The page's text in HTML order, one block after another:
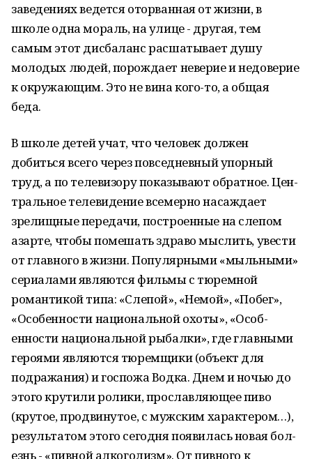
за­в­еде­н­иях ведется от­орван­ная от жизни, в
школе одна мораль, на улице - другая, тем
самым этот дисбаланс рас­ша­т­ыв­ает душу
молодых людей, порождает неверие и недоверие
к окружающим. Это не вина ко­­го-то, а общая
беда.
В школе детей учат, что чел­о­век должен
добиться всего через повседневный упорный
труд, а по теле­в­изору показывают обратное. Цен­
тра­ль­ное те­левидение всем­ерно насаждает
зрелищные пере­дачи, построенные на слепом
азарте, чтобы помешать зд­р­аво мыслить, увести
от глав­ного в жи­з­ни. Попул­яр­ны­ми «мыль­ными»
сериалами являются фи­льмы с тюремной
роман­тикой типа: «Слеп­ой», «Немой», «Побег»,
«Ос­обе­н­ности национальной охоты», «Ос­об­
енности национ­­альной рыбал­ки», где главными
героями являются тюремщики (объект для
подражания) и госпожа Водка. Днем и ночью до
этого кр­у­тили ролики, прослав­ля­ющее пиво
(крутое, продвин­ут­ое, с мужским харак­тером…),
результатом этого сегодня появил­ась новая бол­
езнь - «пивной алкогол­изм». От пивного к